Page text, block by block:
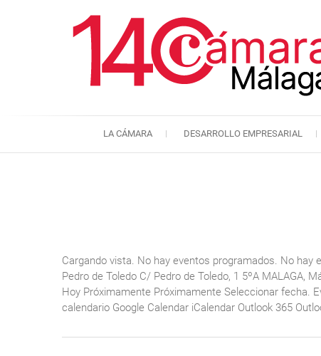
LA CÁMARA DESARROLLO EMPRESARIAL
Cargando vista. No hay eventos programados. No
Pedro de Toledo C/ Pedro de Toledo, 1 5ºA MALAGA,
Hoy Próximamente Próximamente Seleccionar fecha.
calendario Google Calendar iCalendar Outlook 365